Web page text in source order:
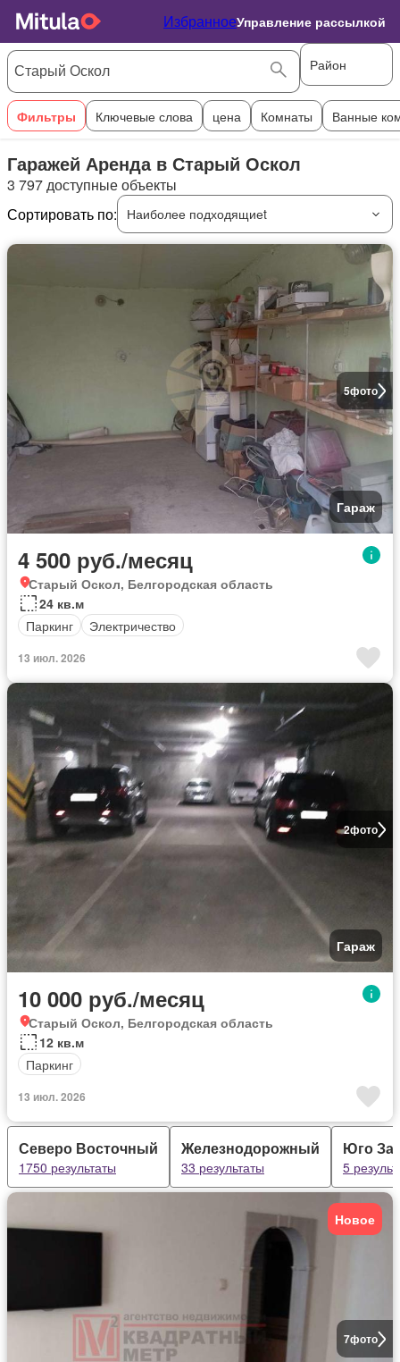
ИзбранноеУправление рассылкой
Район
Фильтры Ключевые слова цена Комнаты Ванные
Гаражей Аренда в Старый Оскол
3 797 доступные объекты
Сортировать по:
Наиболее подходящиеt
5фото
Гараж
4 500 руб./месяц
Старый Оскол, Белгородская область
24 кв.м
Паркинг
Электричество
13 июл. 2026
2фото
Гараж
10 000 руб./месяц
Старый Оскол, Белгородская область
12 кв.м
Паркинг
13 июл. 2026
Северо Восточный
1750 результаты
Железнодорожный
33 результаты
Юго
5
7фото
Новое